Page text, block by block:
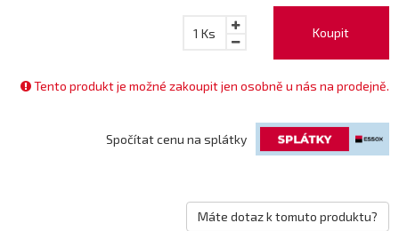
Koupit
1 Ks
Tento produkt je možné zakoupit jen osobně u nás na prodejně.
Spočítat cenu na splátky
Máte dotaz k tomuto produktu?